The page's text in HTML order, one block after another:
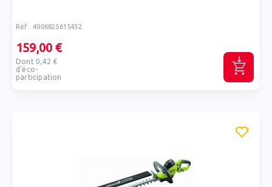
Réf : 4006825615432
159,00 €
Dont 0,42 €
d'éco-
participation